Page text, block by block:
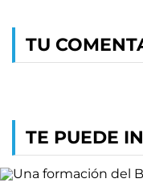
TU
TE PUEDE